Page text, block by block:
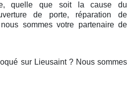
quelle que soit la cause du
de porte, réparation de
sommes votre partenaire de
sur Lieusaint ? Nous sommes